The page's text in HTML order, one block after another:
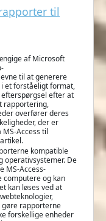
til
af Microsoft
til at generere
et forståeligt format,
efter at
rapportering,
overfører deres
der er
Access til
kompatible
operativsystemer. De
MS-Access-
computere og kan
kan løses ved at
gøre rapporterne
forskellige enheder